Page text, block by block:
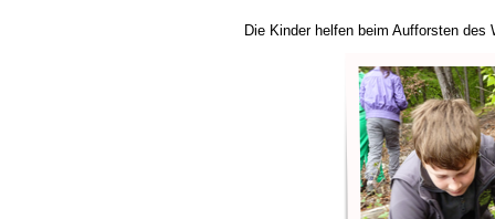
Die Kinder helfen beim Aufforsten des